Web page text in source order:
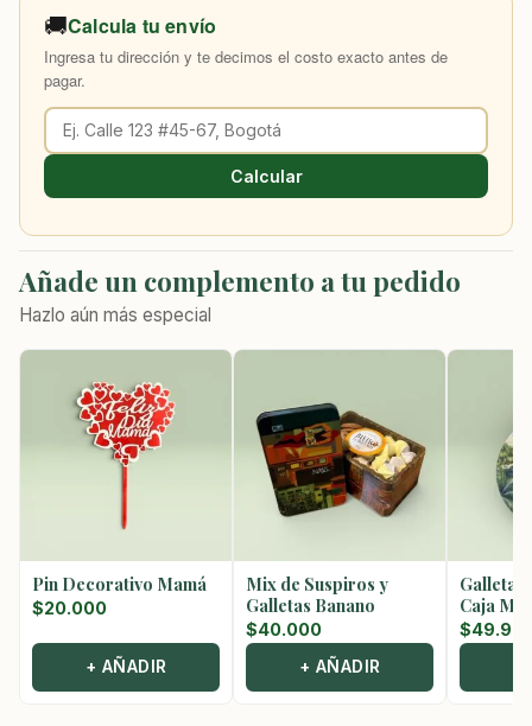
Rosas
cantidad
🚚Calcula tu envío
Ingresa tu dirección y te decimos el costo exacto antes de
pagar.
Calcular
Añade un complemento a tu pedido
Hazlo aún más especial
Pin Decorativo Mamá
$20.000
+ AÑADIR
Mix de Suspiros y
Galletas Banano
$40.000
+ AÑADIR
Galletas
Caja
$